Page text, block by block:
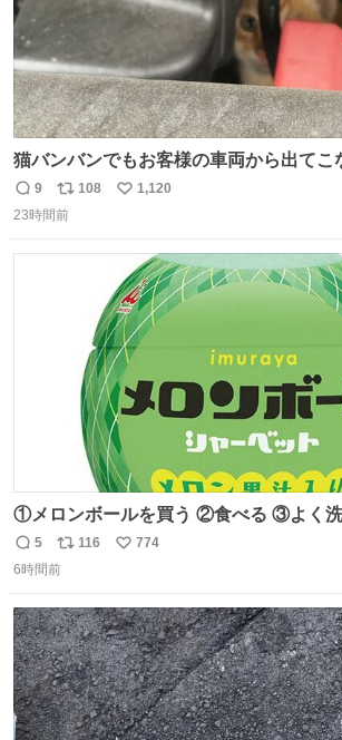
猫バンバンでもお客様の車両から出てこ
🐈 救出しようとした工場長が腕を引っ掻
膨れ上がり、傷だらけ血だらけになりな
返
信
9
リ
ポ
108
い
1,120
23時間前
①メロンボールを買う ②食べる ③よく
わいい
返
信
5
リ
ポ
ト
数
116
い
数
774
6時間前